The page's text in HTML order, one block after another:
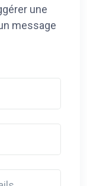
une
message